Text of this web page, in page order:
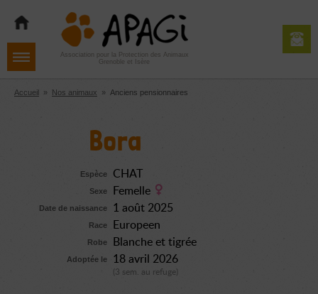
navigation
contenu
Aller
pied
de
Association pour la Protection des Animaux
Grenoble et Isère
Accueil » Nos animaux » Anciens pensionnaires
Bora
Espèce CHAT
Sexe Femelle
Date de naissance 1 août 2025
Race Europeen
Robe Blanche et tigrée
Adoptée le 18 avril 2026
(3 sem. au refuge)